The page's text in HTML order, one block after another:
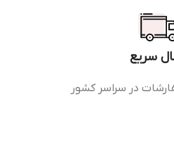
سریع
در سراسر کشور